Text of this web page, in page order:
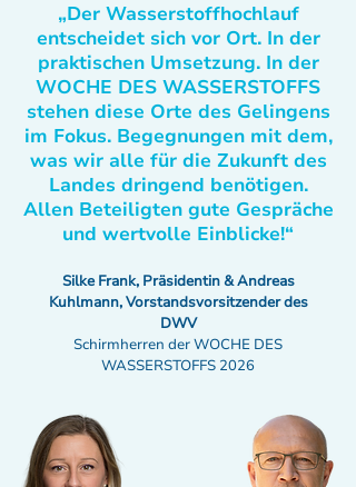
„Der Wasserstoffhochlauf
entscheidet sich vor Ort. In der
praktischen Umsetzung. In der
WOCHE DES WASSERSTOFFS
stehen diese Orte des Gelingens
im Fokus. Begegnungen mit dem,
was wir alle für die Zukunft des
Landes dringend benötigen.
Allen Beteiligten gute Gespräche
und wertvolle Einblicke!“
Silke Frank, Präsidentin & Andreas
Kuhlmann, Vorstandsvorsitzender des
DWV
Schirmherren der WOCHE DES
WASSERSTOFFS 2026